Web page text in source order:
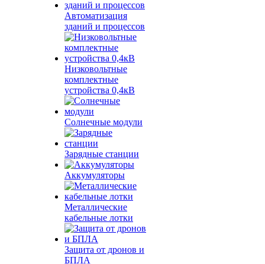
Автоматизация
зданий и процессов
Низковольтные
комплектные
устройства 0,4кВ
Солнечные модули
Зарядные станции
Аккумуляторы
Металлические
кабельные лотки
Защита от дронов и
БПЛА